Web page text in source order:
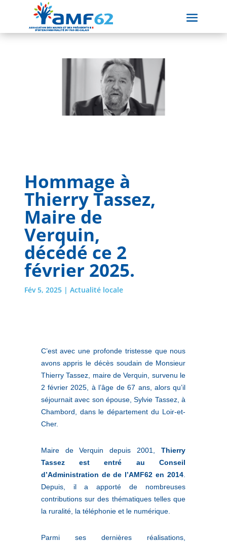
Hommage à
Thierry Tassez,
Maire de
Verquin,
décédé ce 2
février 2025.
Fév 5, 2025| Actualité locale
C’est avec une profonde tristesse que nous
avons appris le décès soudain de Monsieur
Thierry Tassez, maire de Verquin, survenu le
2 février 2025, à l’âge de 67 ans, alors qu’il
séjournait avec son épouse, Sylvie Tassez, à
Chambord, dans le département du Loir-et-
Cher.
Maire de Verquin depuis 2001,Thierry
Tassez est entré au Conseil
d’Administration de de l’AMF62 en 2014
Depuis, il a apporté de nombreuses
contributions sur des thématiques telles que
la ruralité, la téléphonie et le numérique.
Parmi ses dernières réalisations,